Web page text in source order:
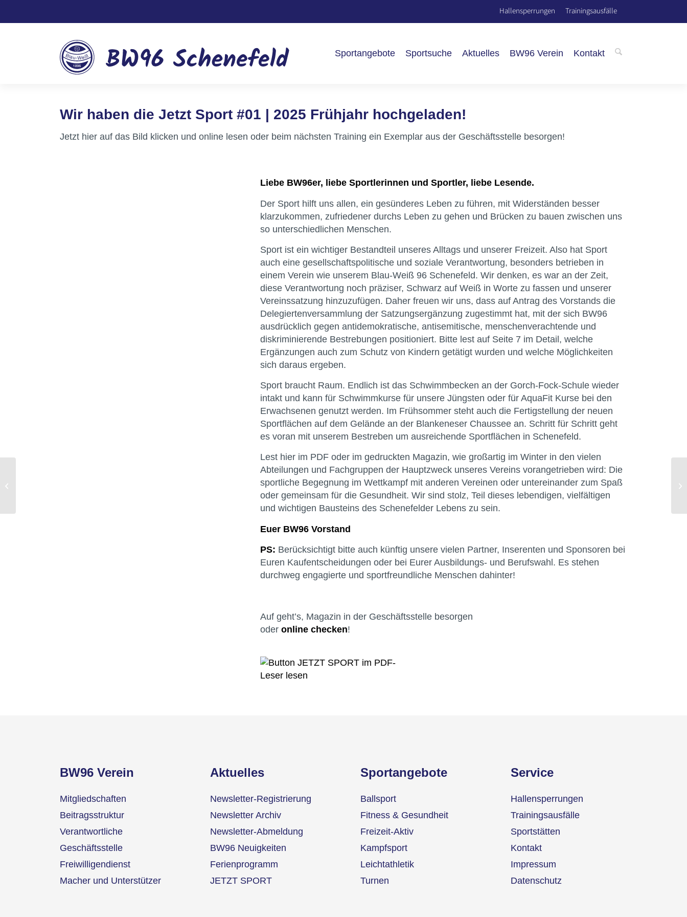
Trainingsausfälle
Hallensperrungen
Sportangebote Sportsuche Aktuelles BW96 Verein Kontakt
Wir haben die Jetzt Sport #01 | 2025 Frühjahr hochgeladen!
Jetzt hier auf das Bild klicken und online lesen oder beim nächsten Training ein Exemplar aus der Geschäftsstelle besorgen!
Liebe BW96er, liebe Sportlerinnen und Sportler, liebe Lesende.
Der Sport hilft uns allen, ein gesünderes Leben zu führen, mit Widerständen besser
klarzukommen, zufriedener durchs Leben zu gehen und Brücken zu bauen zwischen uns
so unterschiedlichen Menschen.
Sport ist ein wichtiger Bestandteil unseres Alltags und unserer Freizeit. Also hat Sport
auch eine gesellschaftspolitische und soziale Verantwortung, besonders betrieben in
einem Verein wie unserem Blau-Weiß 96 Schenefeld. Wir denken, es war an der Zeit,
diese Verantwortung noch präziser, Schwarz auf Weiß in Worte zu fassen und unserer
Vereinssatzung hinzuzufügen. Daher freuen wir uns, dass auf Antrag des Vorstands die
Delegiertenversammlung der Satzungsergänzung zugestimmt hat, mit der sich BW96
ausdrücklich gegen antidemokratische, antisemitische, menschenverachtende und
diskriminierende Bestrebungen positioniert. Bitte lest auf Seite 7 im Detail, welche
Ergänzungen auch zum Schutz von Kindern getätigt wurden und welche Möglichkeiten
sich daraus ergeben.
Sport braucht Raum. Endlich ist das Schwimmbecken an der Gorch-Fock-Schule wieder
intakt und kann für Schwimmkurse für unsere Jüngsten oder für AquaFit Kurse bei den
Erwachsenen genutzt werden. Im Frühsommer steht auch die Fertigstellung der neuen
Sportflächen auf dem Gelände an der Blankeneser Chaussee an. Schritt für Schritt geht
es voran mit unserem Bestreben um ausreichende Sportflächen in Schenefeld.
Lest hier im PDF oder im gedruckten Magazin, wie großartig im Winter in den vielen
Abteilungen und Fachgruppen der Hauptzweck unseres Vereins vorangetrieben wird: Die
sportliche Begegnung im Wettkampf mit anderen Vereinen oder untereinander zum Spaß
oder gemeinsam für die Gesundheit. Wir sind stolz, Teil dieses lebendigen, vielfältigen
und wichtigen Bausteins des Schenefelder Lebens zu sein.
Euer BW96 Vorstand
PS: Berücksichtigt bitte auch künftig unsere vielen Partner, Inserenten und Sponsoren bei
Euren Kaufentscheidungen oder bei Eurer Ausbildungs- und Berufswahl. Es stehen
durchweg engagierte und sportfreundliche Menschen dahinter!
Auf geht’s, Magazin in der Geschäftsstelle besorgen
oderonline checken!
BW96 Verein
Mitgliedschaften
Beitragsstruktur
Verantwortliche
Geschäftsstelle
Freiwilligendienst
Macher und Unterstützer
Aktuelles
Newsletter-Registrierung
Newsletter Archiv
Newsletter-Abmeldung
BW96 Neuigkeiten
Ferienprogramm
JETZT SPORT
Sportangebote
Ballsport
Fitness & Gesundheit
Freizeit-Aktiv
Kampfsport
Leichtathletik
Turnen
Service
Hallensperrungen
Trainingsausfälle
Sportstätten
Kontakt
Impressum
Datenschutz